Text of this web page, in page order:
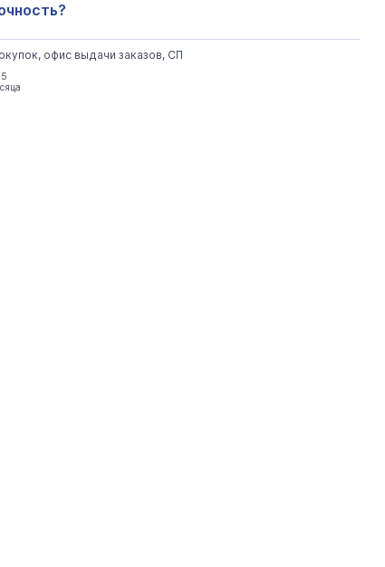
офис выдачи заказов, СП